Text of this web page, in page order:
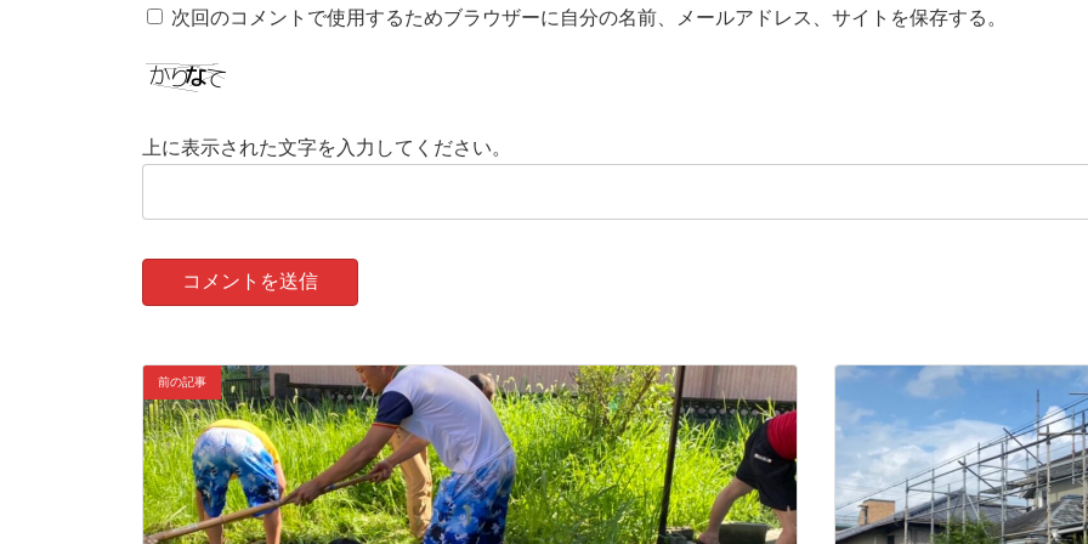
次回のコメントで使用するためブラウザーに自分の名前、メールアドレス、サイトを保存する。
上に表示された文字を入力してください。
前の記事